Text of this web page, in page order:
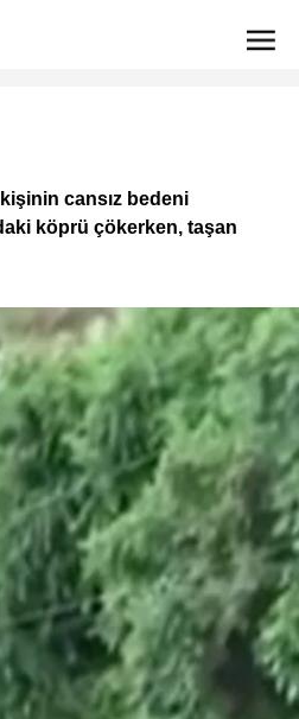
cansız bedeni
köprü çökerken, taşan